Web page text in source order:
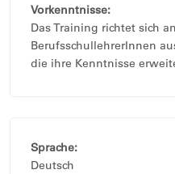
Vorkenntnisse:
Das Training richtet sich
BerufsschullehrerInnen
die ihre Kenntnisse
Sprache:
Deutsch